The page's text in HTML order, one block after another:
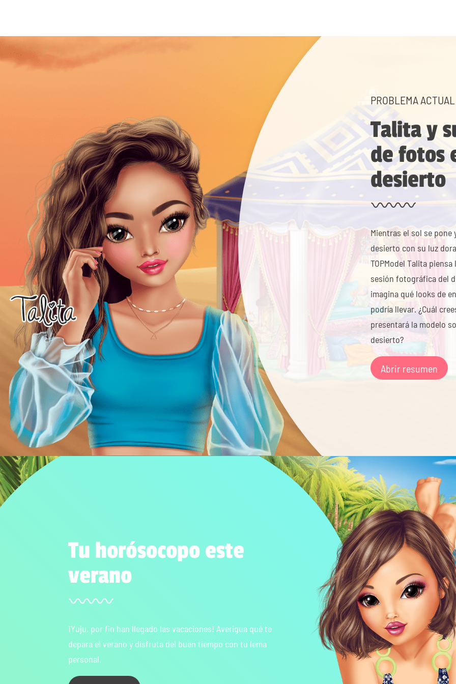
PROBLEMA ACTUAL
Talita y
de fotos
desierto
Mientras el sol se pone
desierto con su luz
TOPModel Talita
sesión fotográfica del
imagina qué looks de
podría llevar. ¿Cuál
presentará la modelo
desierto?
Abrir resumen
Tu horósocopo este
verano
¡Yuju, por fin han llegado las vacaciones! Averigua qué te
depara el verano y disfruta del buen tiempo con tu lema
personal.